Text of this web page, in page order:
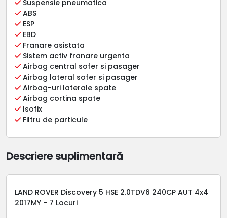
Suspensie pneumatica
ABS
ESP
EBD
Franare asistata
Sistem activ franare urgenta
Airbag central sofer si pasager
Airbag lateral sofer si pasager
Airbag-uri laterale spate
Airbag cortina spate
Isofix
Filtru de particule
Descriere suplimentară
LAND ROVER Discovery 5 HSE 2.0TDV6 240CP AUT 4x4
2017MY - 7 Locuri